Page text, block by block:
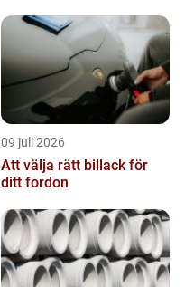
09 juli 2026
Att välja rätt billack för
ditt fordon